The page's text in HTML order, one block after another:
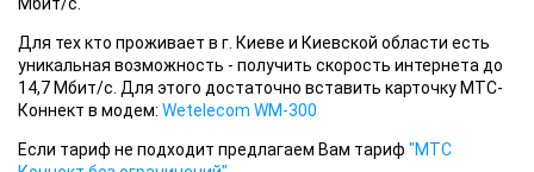
Для тех кто проживает в г. Киеве и Киевской области есть
уникальная возможность - получить скорость интернета до
14,7 Мбит/с. Для этого достаточно вставить карточку МТС-
Коннект в модем: Wetelecom WM-300
Если тариф не подходит предлагаем Вам тариф "МТС